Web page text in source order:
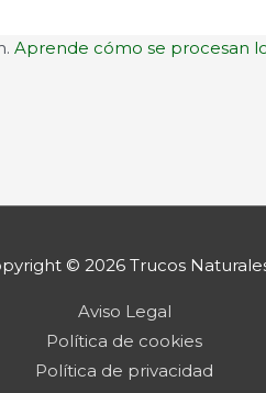
Aprende cómo se procesan
© 2026 Trucos
Aviso Legal
Política de cookies
Política de privacidad